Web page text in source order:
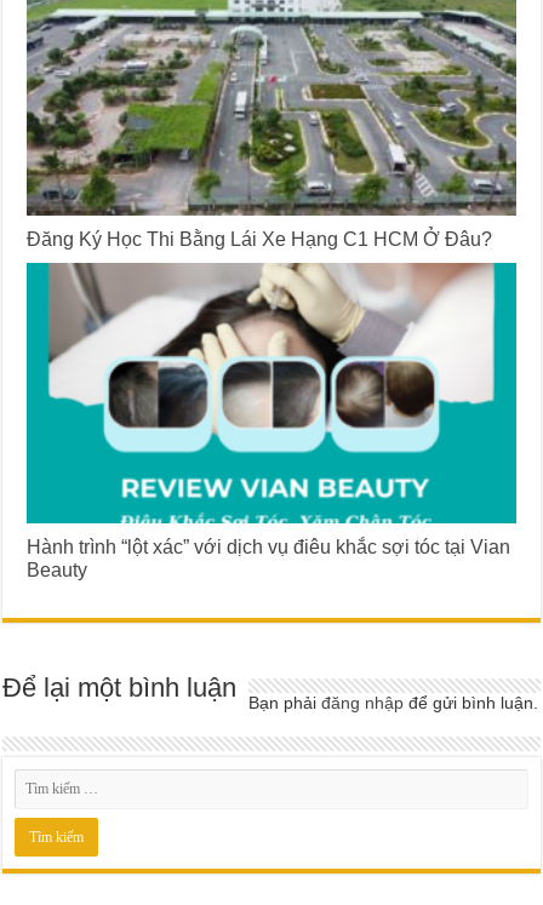
Đăng Ký Học Thi Bằng Lái Xe Hạng C1 HCM Ở Đâu?
Hành trình “lột xác” với dịch vụ điêu khắc sợi tóc tại Vian
Beauty
Để lại một bình luận Bạn phảiđăng nhập để gửi bình luận.